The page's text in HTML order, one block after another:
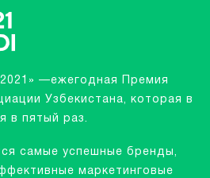
—ежегодная Премия
Узбекистана, которая в
в пятый раз.
самые успешные бренды,
маркетинговые